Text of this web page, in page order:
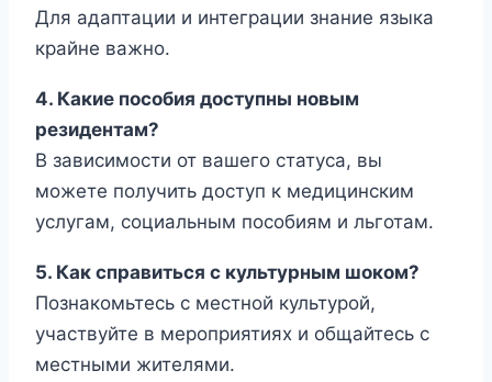
Для адаптации и интеграции знание языка
крайне важно.
4. Какие пособия доступны новым
резидентам?
В зависимости от вашего статуса, вы
можете получить доступ к медицинским
услугам, социальным пособиям и льготам.
5. Как справиться с культурным шоком?
Познакомьтесь с местной культурой,
участвуйте в мероприятиях и общайтесь с
местными жителями.